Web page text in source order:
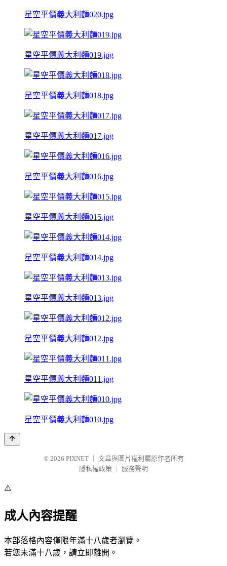
星空平價義大利麵020.jpg
星空平價義大利麵019.jpg
星空平價義大利麵018.jpg
星空平價義大利麵017.jpg
星空平價義大利麵016.jpg
星空平價義大利麵015.jpg
星空平價義大利麵014.jpg
星空平價義大利麵013.jpg
星空平價義大利麵012.jpg
星空平價義大利麵011.jpg
星空平價義大利麵010.jpg
© 2026 PIXNET
文章與圖片權利屬原作者所有
隱私權政策
服務聲明
⚠️
成人內容提醒
本部落格內容僅限年滿十八歲者瀏覽。
若您未滿十八歲，請立即離開。